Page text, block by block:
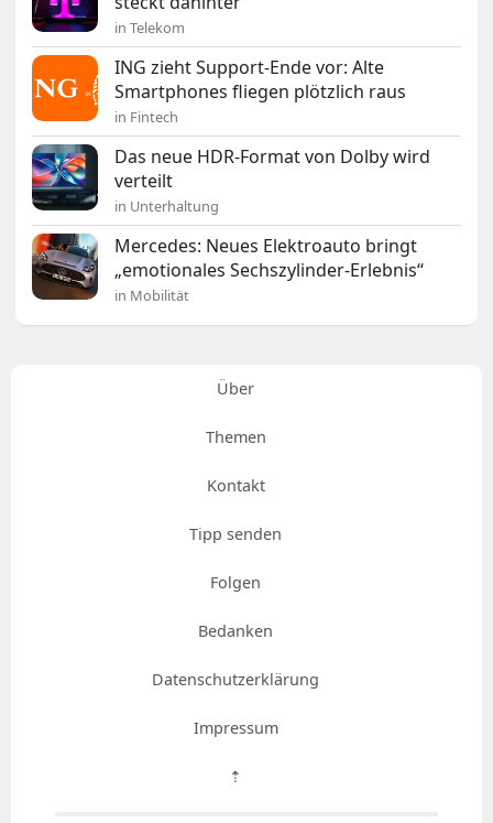
in Telekom
ING zieht Support-Ende vor: Alte
Smartphones fliegen plötzlich raus
in Fintech
Das neue HDR-Format von Dolby wird
verteilt
in Unterhaltung
Mercedes: Neues Elektroauto bringt
„emotionales Sechszylinder-Erlebnis“
in Mobilität
Über
Themen
Kontakt
Tipp senden
Folgen
Bedanken
Datenschutzerklärung
Impressum
⇡